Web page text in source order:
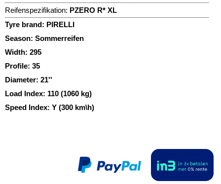
Reifenspezifikation: PZERO R* XL
Tyre brand: PIRELLI
Season: Sommerreifen
Width: 295
Profile: 35
Diameter: 21''
Load Index: 110 (1060 kg)
Speed Index: Y (300 km\h)